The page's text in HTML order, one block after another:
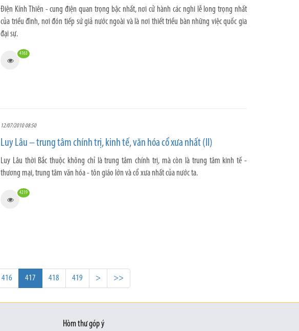
Điện Kính Thiên - cung điện quan trọng bậc nhất, nơi cử hành các nghi lễ long trọng nhất
của triều đình, nơi đón tiếp sứ giả nước ngoài và là nơi thiết triều bàn những việc quốc gia
đại sự.
4163
12/07/2010 08:50
Luy Lâu – trung tâm chính trị, kinh tế, văn hóa cổ xưa nhất (II)
Luy Lâu thời Bắc thuộc không chỉ là trung tâm chính trị, mà còn là trung tâm kinh tế -
thương mại, trung tâm văn hóa - tôn giáo lớn và cổ xưa nhất của nước ta.
4219
416 417 418 419 > >>
Hòm thư góp ý